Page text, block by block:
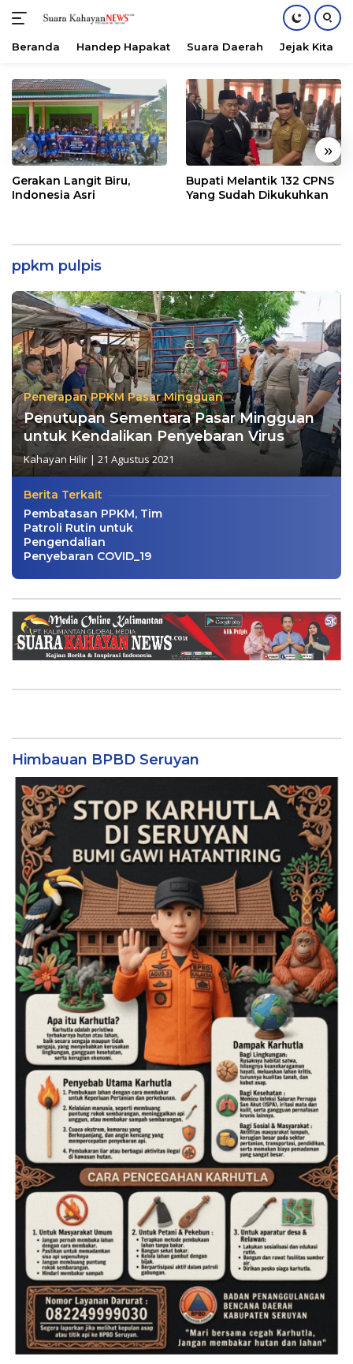
konten
Beranda Handep Hapakat Suara Daerah Jejak Kita
« »
Gerakan Langit Biru,
Indonesia Asri
Bupati Melantik 132 CPNS
Yang Sudah Dikukuhkan
ppkm pulpis
Penerapan PPKM Pasar Mingguan
Penutupan Sementara Pasar Mingguan
untuk Kendalikan Penyebaran Virus
Kahayan Hilir | 21 Agustus 2021
Berita Terkait
Pembatasan PPKM, Tim
Patroli Rutin untuk
Pengendalian
Penyebaran COVID_19
Himbauan BPBD Seruyan